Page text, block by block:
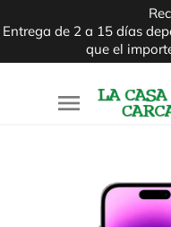
Entrega de 2 a 15 días
que el
